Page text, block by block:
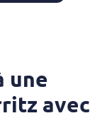
une
avec